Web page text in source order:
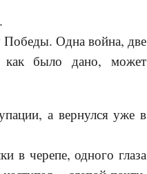
Победы. Одна война, две
как было дано, может
а вернулся уже в
в черепе, одного глаза